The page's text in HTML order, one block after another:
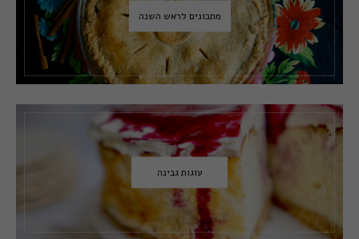
מתכונים לראש השנה
עוגות גבינה